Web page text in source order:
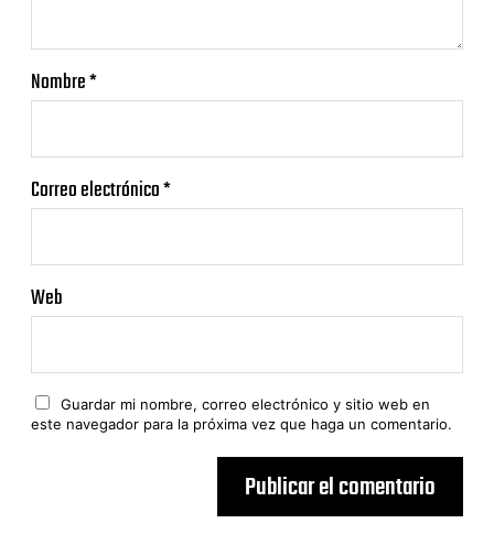
Nombre*
Correo electrónico*
Web
Guardar mi nombre, correo electrónico y sitio web en
este navegador para la próxima vez que haga un comentario.